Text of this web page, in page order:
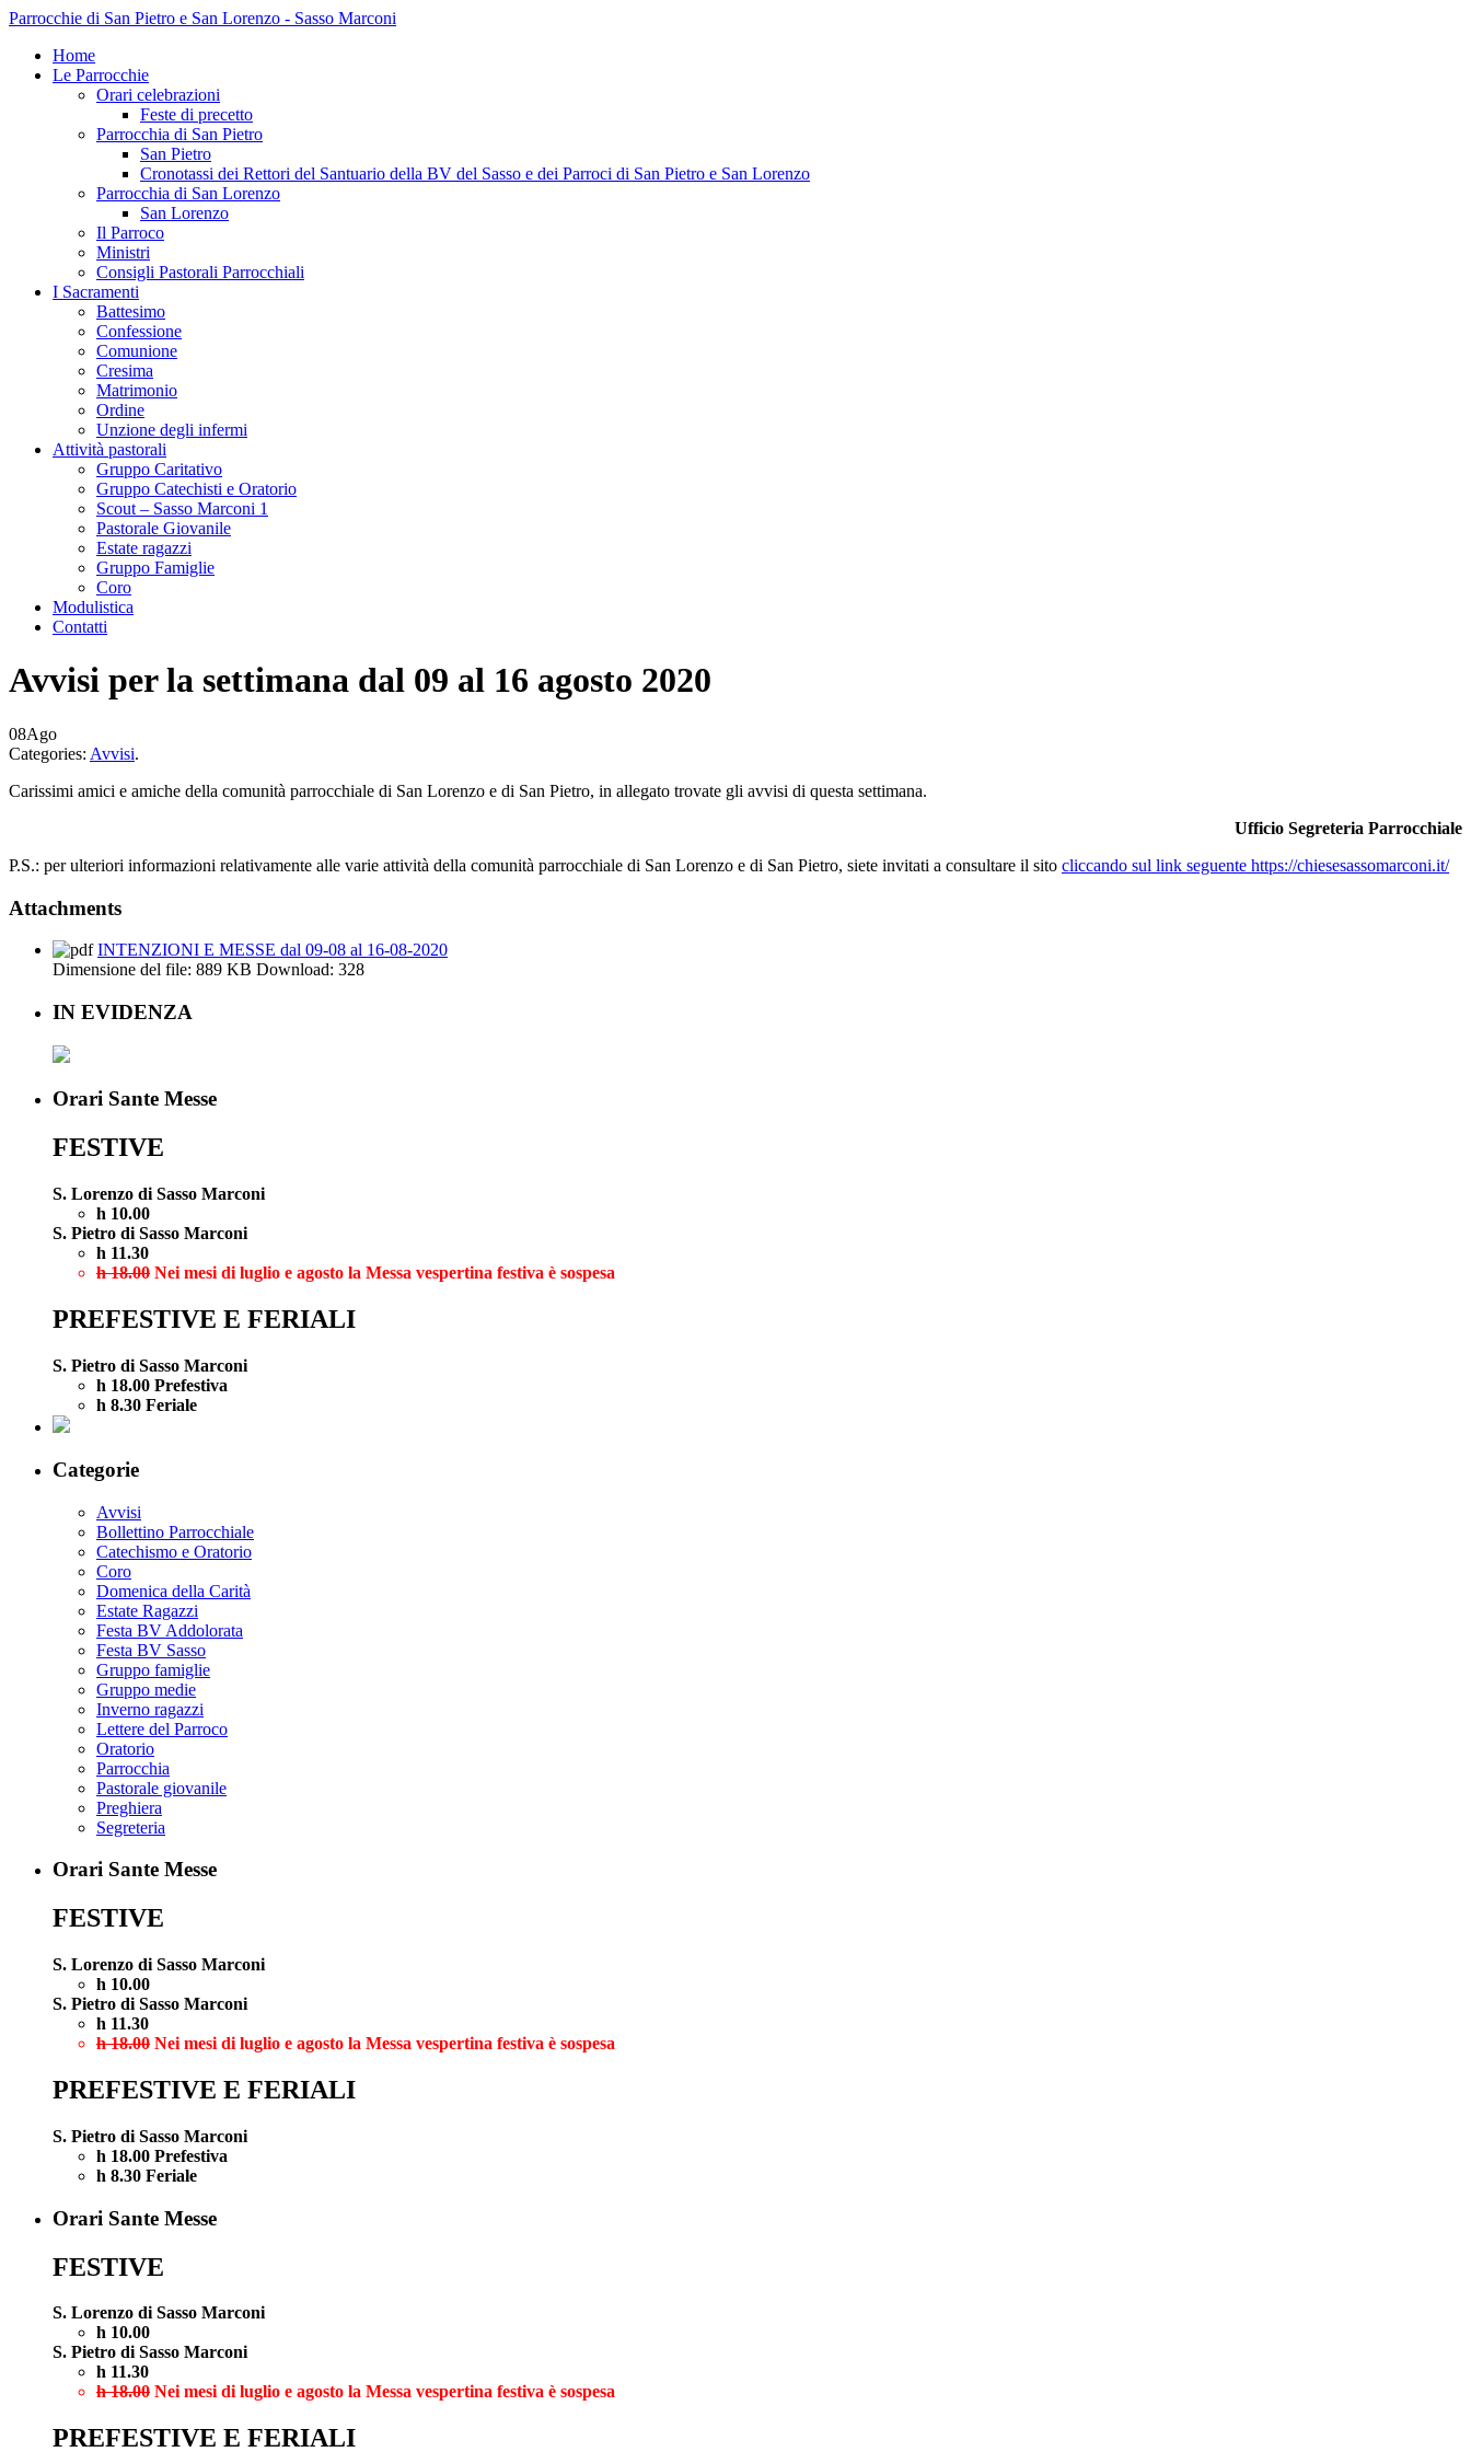
Parrocchie di San Pietro e San Lorenzo - Sasso Marconi
Home
Le Parrocchie
Orari celebrazioni
Feste di precetto
Parrocchia di San Pietro
San Pietro
Cronotassi dei Rettori del Santuario della BV del Sasso e dei Parroci di San Pietro e San Lorenzo
Parrocchia di San Lorenzo
San Lorenzo
Il Parroco
Ministri
Consigli Pastorali Parrocchiali
I Sacramenti
Battesimo
Confessione
Comunione
Cresima
Matrimonio
Ordine
Unzione degli infermi
Attività pastorali
Gruppo Caritativo
Gruppo Catechisti e Oratorio
Scout – Sasso Marconi 1
Pastorale Giovanile
Estate ragazzi
Gruppo Famiglie
Coro
Modulistica
Contatti
Avvisi per la settimana dal 09 al 16 agosto 2020
08Ago
Categories: Avvisi.
Carissimi amici e amiche della comunità parrocchiale di San Lorenzo e di San Pietro, in allegato trovate gli avvisi di questa settimana.
Ufficio Segreteria Parrocchiale
P.S.: per ulteriori informazioni relativamente alle varie attività della comunità parrocchiale di San Lorenzo e di San Pietro, siete invitati a consultare il sito cliccando sul link seguente https://chiesesassomarconi.it/
Attachments
INTENZIONI E MESSE dal 09-08 al 16-08-2020
Dimensione del file: 889 KB Download: 328
IN EVIDENZA
Orari Sante Messe
FESTIVE
S. Lorenzo di Sasso Marconi
h 10.00
S. Pietro di Sasso Marconi
h 11.30
h 18.00 Nei mesi di luglio e agosto la Messa vespertina festiva è sospesa
PREFESTIVE E FERIALI
S. Pietro di Sasso Marconi
h 18.00 Prefestiva
h 8.30 Feriale
Categorie
Avvisi
Bollettino Parrocchiale
Catechismo e Oratorio
Coro
Domenica della Carità
Estate Ragazzi
Festa BV Addolorata
Festa BV Sasso
Gruppo famiglie
Gruppo medie
Inverno ragazzi
Lettere del Parroco
Oratorio
Parrocchia
Pastorale giovanile
Preghiera
Segreteria
Orari Sante Messe
FESTIVE
S. Lorenzo di Sasso Marconi
h 10.00
S. Pietro di Sasso Marconi
h 11.30
h 18.00 Nei mesi di luglio e agosto la Messa vespertina festiva è sospesa
PREFESTIVE E FERIALI
S. Pietro di Sasso Marconi
h 18.00 Prefestiva
h 8.30 Feriale
Orari Sante Messe
FESTIVE
S. Lorenzo di Sasso Marconi
h 10.00
S. Pietro di Sasso Marconi
h 11.30
h 18.00 Nei mesi di luglio e agosto la Messa vespertina festiva è sospesa
PREFESTIVE E FERIALI